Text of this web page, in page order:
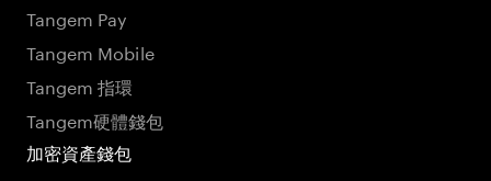
Tangem Pay
Tangem Mobile
Tangem 指環
Tangem硬體錢包
加密資產錢包